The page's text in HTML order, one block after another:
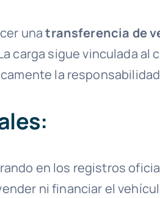
unatransferencia de
carga sigue vinculada al
la
en los registros
ni financiar el